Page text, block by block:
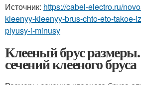
Источник: https://cabel-electro.ru/
kleenyy-kleenyy-brus-chto-eto-takoe-
plyusy-i-minusy
Клееный брус
сечений клееного бруса